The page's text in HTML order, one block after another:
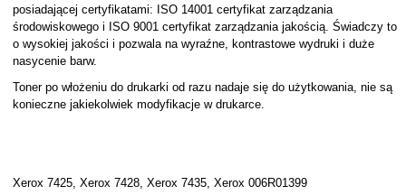
posiadającej certyfikatami: ISO 14001 certyfikat zarządzania
środowiskowego i ISO 9001 certyfikat zarządzania jakością. Świadczy to
o wysokiej jakości i pozwala na wyraźne, kontrastowe wydruki i duże
nasycenie barw.
Toner po włożeniu do drukarki od razu nadaje się do użytkowania, nie są
konieczne jakiekolwiek modyfikacje w drukarce.
Xerox 7425, Xerox 7428, Xerox 7435, Xerox 006R01399